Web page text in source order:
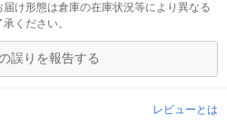
け形態は倉庫の在庫状況等により異なる
ください。
誤りを報告する
レビューとは